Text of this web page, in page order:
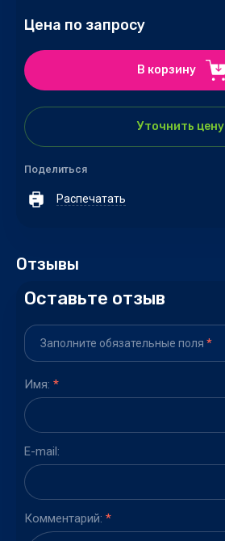
Цена по запросу
В корзину
Уточнить цену
Поделиться
Распечатать
Отзывы
Оставьте отзыв
Заполните обязательные поля *
Имя: *
E-mail:
Комментарий: *